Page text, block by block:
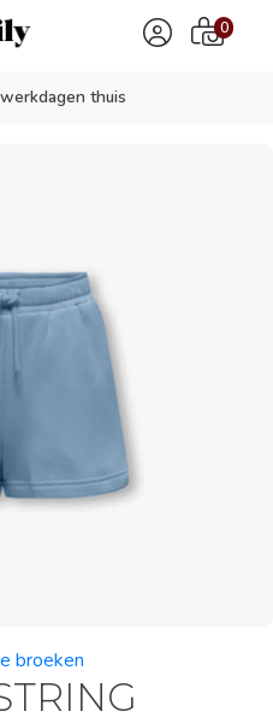
thuis
0
broeken